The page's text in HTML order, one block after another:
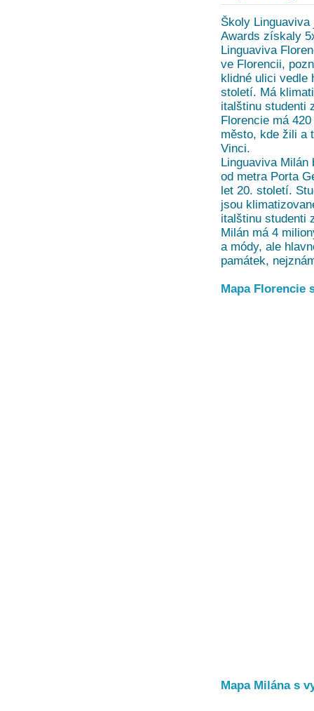
Školy
Awards získaly
Linguaviva
ve Florencii,
klidné ulici vedle
století. Má
italštinu studenti
Florencie má
město, kde žili a
Vinci.
Linguaviva
od metra Porta
let 20. století.
jsou
italštinu studenti
Milán má 4
a módy, ale
památek,
Mapa Florencie
Mapa Milána s